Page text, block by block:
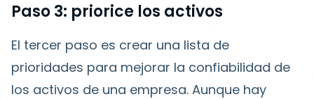
Paso 3: priorice los activos
El tercer paso es crear una lista de
prioridades para mejorar la confiabilidad de
los activos de una empresa. Aunque hay